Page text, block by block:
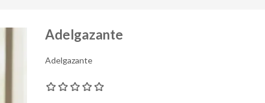
Adelgazante
Adelgazante